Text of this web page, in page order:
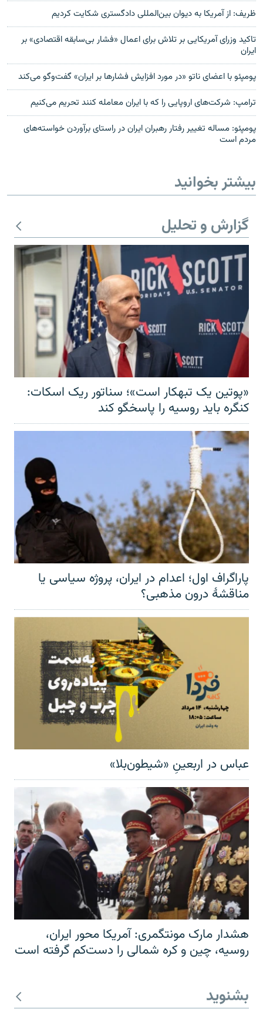
ظریف: از آمریکا به دیوان بین‌المللی دادگستری شکایت کردیم
تاکید وزرای آمریکایی بر تلاش برای اعمال «فشار بی‌سابقه اقتصادی» بر
ایران
پومپئو با اعضای ناتو «در مورد افزایش فشارها بر ایران» گفت‌وگو می‌کند‎
ترامپ: شرکت‌های اروپایی را که با ایران معامله کنند تحریم می‌کنیم
پومپئو: مساله تغییر رفتار رهبران ایران در راستای برآوردن خواسته‌های
مردم‌ است‎
بیشتر بخوانید
گزارش و تحلیل
«پوتین یک تبهکار است»؛ سناتور ریک اسکات:
کنگره باید روسیه را پاسخگو کند
پاراگراف اول؛ اعدام در ایران، پروژه سیاسی یا
مناقشهٔ درون مذهبی؟
عباس در اربعینِ «شیطون‌بلا»
هشدار مارک مونتگمری: آمریکا محور ایران،
روسیه، چین و کره شمالی را دست‌کم گرفته است
بشنوید